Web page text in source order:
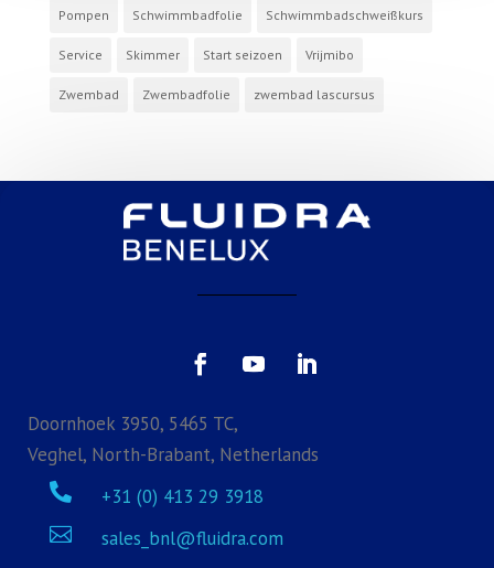
Pompen Schwimmbadfolie Schwimmbadschweißkurs
Service Skimmer Start seizoen Vrijmibo
Zwembad Zwembadfolie zwembad lascursus
Doornhoek 3950, 5465 TC,
Veghel, North-Brabant, Netherlands
 +31 (0) 413 29 3918
 sales_bnl@fluidra.com